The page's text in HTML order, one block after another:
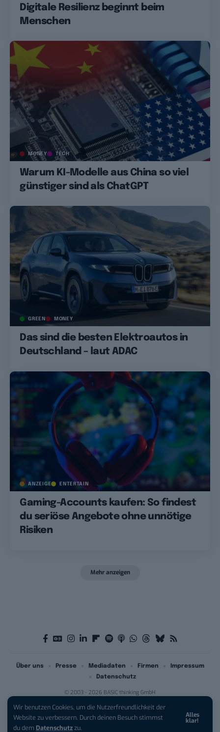
Wir benutzen Cookies, um die Nutzerfreundlichkeit der
Website zu verbessern. Durch deinen Besuch stimmst
du dem Datenschutzzu.
Alles
klar!
Digitale Resilienz beginnt beim
Menschen
MONEY TECH
Warum KI-Modelle aus China so viel
günstiger sind als ChatGPT
GREEN MONEY
Das sind die besten Elektroautos in
Deutschland – laut ADAC
ANZEIGE ENTERTAIN
Gaming-Accounts kaufen: So findest
du seriöse Angebote ohne unnötige
Risiken
Mehr anzeigen
© 2003 - 2026 BASIC thinking GmbH
Über uns Presse Mediadaten Firmen
Impressum
Datenschutz